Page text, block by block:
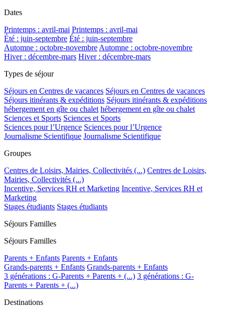
Dates
Printemps : avril-mai Printemps : avril-mai
Été : juin-septembre Été : juin-septembre
Automne : octobre-novembre Automne : octobre-novembre
Hiver : décembre-mars Hiver : décembre-mars
Types de séjour
Séjours en Centres de vacances Séjours en Centres de vacances
Séjours itinérants & expéditions Séjours itinérants & expéditions
hébergement en gîte ou chalet hébergement en gîte ou chalet
Sciences et Sports Sciences et Sports
Sciences pour l’Urgence Sciences pour l’Urgence
Journalisme Scientifique Journalisme Scientifique
Groupes
Centres de Loisirs, Mairies, Collectivités (...) Centres de Loisirs,
Mairies, Collectivités (...)
Incentive, Services RH et Marketing Incentive, Services RH et
Marketing
Stages étudiants Stages étudiants
Séjours Familles
Séjours Familles
Parents + Enfants Parents + Enfants
Grands-parents + Enfants Grands-parents + Enfants
3 générations : G-Parents + Parents + (...) 3 générations : G-
Parents + Parents + (...)
Destinations